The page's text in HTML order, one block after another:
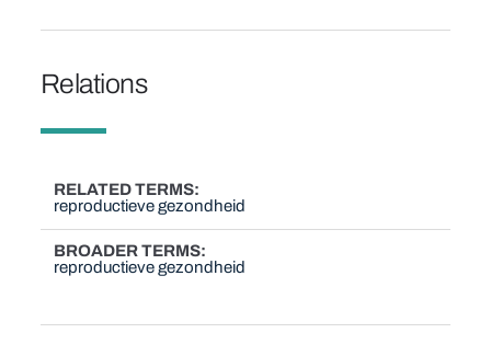
Relations
RELATED TERMS
reproductieve gezondheid
BROADER TERMS
reproductieve gezondheid